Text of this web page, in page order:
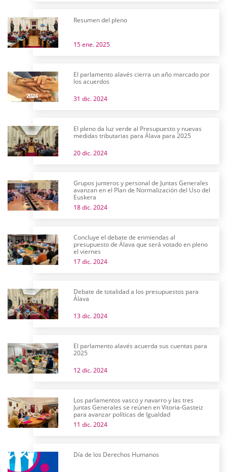
Resumen del pleno
15 ene. 2025
El parlamento alavés cierra un año marcado por
los acuerdos
31 dic. 2024
El pleno da luz verde al Presupuesto y nuevas
medidas tributarias para Álava para 2025
20 dic. 2024
Grupos junteros y personal de Juntas Generales
avanzan en el Plan de Normalización del Uso del
Euskera
18 dic. 2024
Concluye el debate de enmiendas al
presupuesto de Álava que será votado en pleno
el viernes
17 dic. 2024
Debate de totalidad a los presupuestos para
Álava
13 dic. 2024
El parlamento alavés acuerda sus cuentas para
2025
12 dic. 2024
Los parlamentos vasco y navarro y las tres
Juntas Generales se reúnen en Vitoria-Gasteiz
para avanzar políticas de Igualdad
11 dic. 2024
Día de los Derechos Humanos